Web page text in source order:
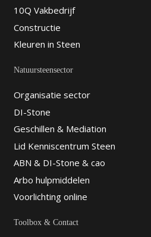
10Q Vakbedrijf
Constructie
Kleuren in Steen
Natuursteensector
Organisatie sector
DI-Stone
Geschillen & Mediation
Lid Kenniscentrum Steen
ABN & DI-Stone & cao
Arbo hulpmiddelen
Voorlichting online
Toolbox & Contact